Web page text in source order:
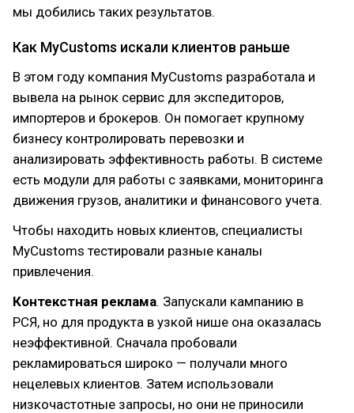
мы добились таких результатов.
Как MyCustoms искали клиентов раньше
В этом году компания MyCustoms разработала и
вывела на рынок сервис для экспедиторов,
импортеров и брокеров. Он помогает крупному
бизнесу контролировать перевозки и
анализировать эффективность работы. В системе
есть модули для работы с заявками, мониторинга
движения грузов, аналитики и финансового учета.
Чтобы находить новых клиентов, специалисты
MyCustoms тестировали разные каналы
привлечения.
Контекстная реклама. Запускали кампанию в
РСЯ, но для продукта в узкой нише она оказалась
неэффективной. Сначала пробовали
рекламироваться широко — получали много
нецелевых клиентов. Затем использовали
низкочастотные запросы, но они не приносили